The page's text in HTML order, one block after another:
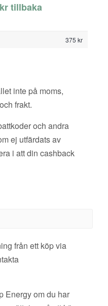
tillbaka
375 kr
inte på moms,
frakt.
och andra
ej utfärdats av
i att din cashback
från ett köp via
Energy om du har